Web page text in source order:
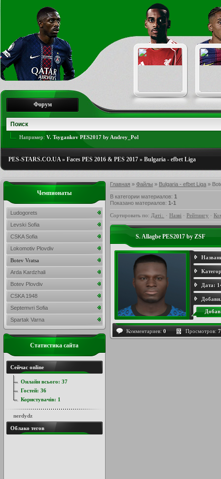
Форум
Например: V. Tsygankov PES2017 by Andrey_Pol
PES-STARS.CO.UA» Faces PES 2016 & PES 2017 » Bulgaria - efbet Liga
Главная » Файлы » Bulgaria - efbet Liga »
В категории материалов: 1
Показано материалов: 1-1
Сортировать по: Даті · Назві · Рейтингу ·
S. Allagbe PES2017 by ZSF
Дата:
Комментариев: 0 Просмотров:
Чемпионаты
Ludogorets
Levski Sofia
CSKA Sofia
Lokomotiv Plovdiv
Botev Vratsa
Arda Kardzhali
Botev Plovdiv
CSKA 1948
Septemvri Sofia
Spartak Varna
Статистика сайта
Сейчас online
Онлайн всього: 37
Гостей: 36
Користувачів: 1
nerdydz
Облако тегов